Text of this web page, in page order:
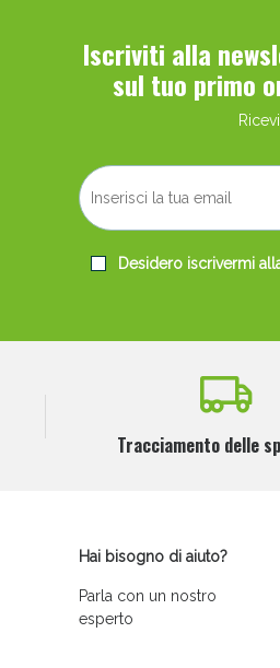
Iscriviti alla
sul tuo primo
Desidero iscrivermi
Tracciamento delle
Hai bisogno di aiuto?
Parla con un nostro
esperto